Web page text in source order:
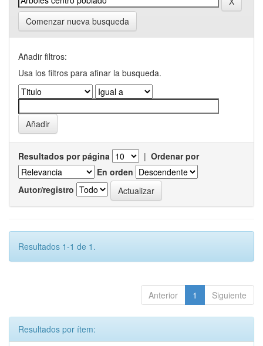
Comenzar nueva busqueda
Añadir filtros:
Usa los filtros para afinar la busqueda.
Resultados por página | Ordenar por
En orden
Autor/registro
Resultados 1-1 de 1.
Anterior 1 Siguiente
Resultados por ítem: